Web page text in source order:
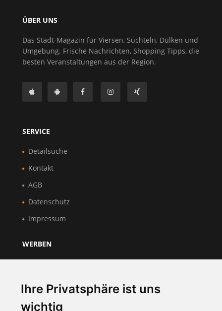
Ihre Privatsphäre ist uns
wichtig
ÜBER UNS
Das Stadt-Magazin für Viersen, Süchteln, Dülken und
Umgebung. Frische Nachrichten, Shopping Tipps, die
besten Veranstaltungen aus der Region.
SERVICE
Detailsuche
Kontakt
AGB
Datenschutz
Impressum
WERBEN